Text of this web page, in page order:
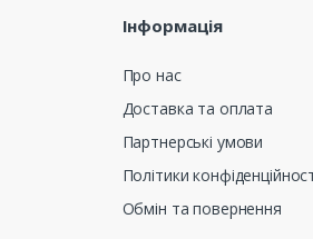
Інформація
Про нас
Доставка та оплата
Партнерські умови
Політики
Обмін та повернення